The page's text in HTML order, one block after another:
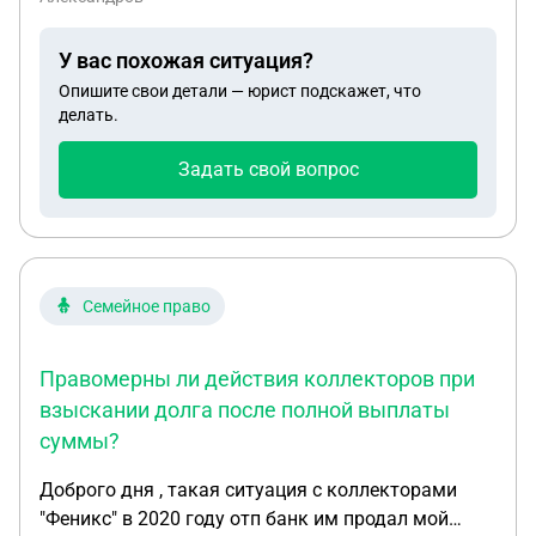
капитального ремонта все жители так же платят
каждый месяц, на протяжении уже 15 лет.На этом
счете у нас более 8млн.р. Правомерно ли
подобное решение?И возможно ли не платить
целевой взнос, так как платим капитальный?
У вас похожая ситуация?
Опишите свои детали — юрист подскажет, что
делать.
Задать свой вопрос
Семейное право
Правомерны ли действия коллекторов при
взыскании долга после полной выплаты
суммы?
Доброго дня , такая ситуация с коллекторами
"Феникс" в 2020 году отп банк им продал мой